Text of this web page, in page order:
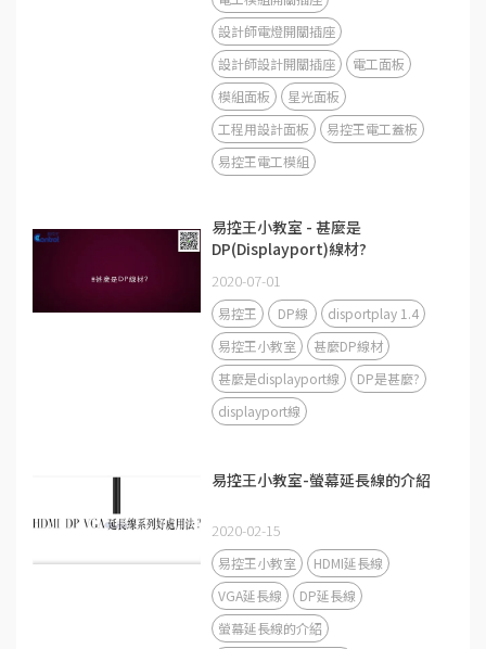
設計師電燈開關插座
設計師設計開關插座
電工面板
模組面板
星光面板
工程用設計面板
易控王電工蓋板
易控王電工模組
易控王小教室 - 甚麼是
DP(Displayport)線材?
2020-07-01
易控王 DP線
disportplay 1.4
易控王小教室
甚麼DP線材
甚麼是displayport線
DP是甚麼?
displayport線
易控王小教室-螢幕延長線的介紹
2020-02-15
易控王小教室
HDMI延長線
VGA延長線
DP延長線
螢幕延長線的介紹